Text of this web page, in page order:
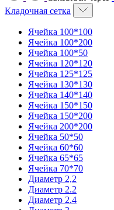
Кладочная сетка
Ячейка 100*100
Ячейка 100*200
Ячейка 100*50
Ячейка 120*120
Ячейка 125*125
Ячейка 130*130
Ячейка 140*140
Ячейка 150*150
Ячейка 150*200
Ячейка 200*200
Ячейка 50*50
Ячейка 60*60
Ячейка 65*65
Ячейка 70*70
Диаметр 2,2
Диаметр 2.2
Диаметр 2.4